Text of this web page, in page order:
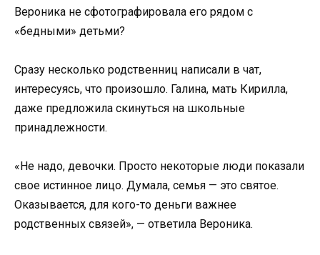
Вероника не сфотографировала его рядом с
«бедными» детьми?
Сразу несколько родственниц написали в чат,
интересуясь, что произошло. Галина, мать Кирилла,
даже предложила скинуться на школьные
принадлежности.
«Не надо, девочки. Просто некоторые люди показали
свое истинное лицо. Думала, семья — это святое.
Оказывается, для кого-то деньги важнее
родственных связей», — ответила Вероника.